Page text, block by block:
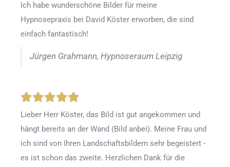
Ich habe wunderschöne Bilder für meine
Hypnosepraxis bei David Köster erworben, die sind
einfach fantastisch!
Jürgen Grahmann, Hypnoseraum Leipzig
Lieber Herr Köster, das Bild ist gut angekommen und
hängt bereits an der Wand (Bild anbei). Meine Frau und
ich sind von Ihren Landschaftsbildern sehr begeistert -
es ist schon das zweite. Herzlichen Dank für die